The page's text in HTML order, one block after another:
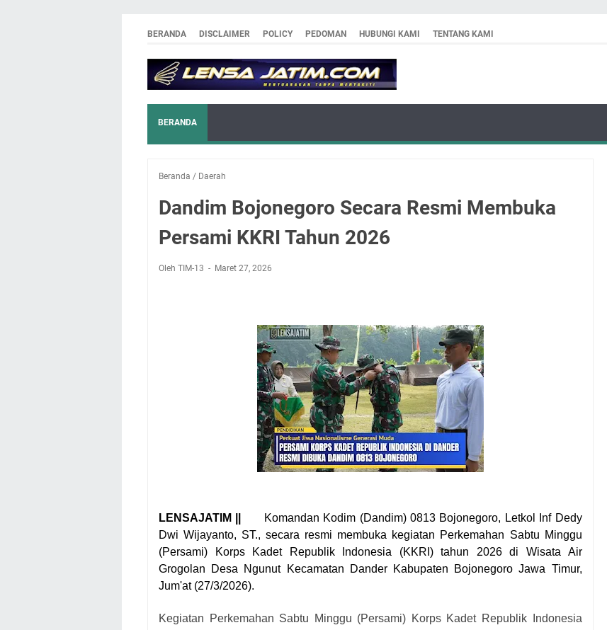
BERANDA DISCLAIMER POLICY PEDOMAN HUBUNGI KAMI TENTANG KAMI
BERANDA
Beranda / Daerah
Dandim Bojonegoro Secara Resmi Membuka
Persami KKRI Tahun 2026
Oleh TIM-13 Maret 27, 2026
LENSAJATIM ||
Komandan Kodim (Dandim) 0813 Bojonegoro, Letkol Inf Dedy
Dwi Wijayanto, ST., secara resmi membuka kegiatan Perkemahan Sabtu Minggu
(Persami) Korps Kadet Republik Indonesia (KKRI) tahun 2026 di Wisata Air
Grogolan Desa Ngunut Kecamatan Dander Kabupaten Bojonegoro Jawa Timur,
Jum'at (27/3/2026).
Kegiatan Perkemahan Sabtu Minggu (Persami) Korps Kadet Republik Indonesia